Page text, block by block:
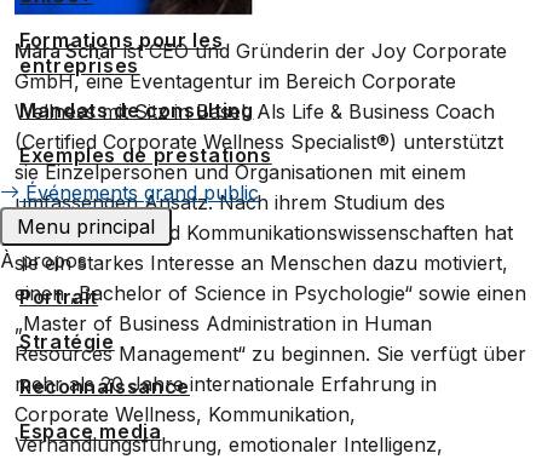
Formations pour les
entreprises
Mandats de consulting
Exemples de prestations
Événements grand public
Menu principal
À propos
Portrait
Stratégie
Reconnaissance
Espace media
Mara Schärist CEO und Gründerin der Joy Corporate
GmbH, eine Eventagentur im Bereich Corporate
Wellness mit Sitz in Basel. Als Life & Business Coach
(Certified Corporate Wellness Specialist®) unterstützt
sie Einzelpersonen und Organisationen mit einem
umfassenden Ansatz. Nach ihrem Studium des
Journalismus und Kommunikationswissenschaften hat
sie ein starkes Interesse an Menschen dazu motiviert,
einen „Bachelor of Science in Psychologie“ sowie einen
„Master of Business Administration in Human
Resources Management“ zu beginnen. Sie verfügt über
mehr als 20 Jahre internationale Erfahrung in
Corporate Wellness, Kommunikation,
Verhandlungsführung, emotionaler Intelligenz,